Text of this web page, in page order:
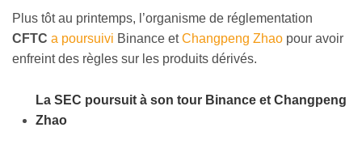
Plus tôt au printemps, l’organisme de réglementation
CFTC a poursuivi Binance etChangpeng Zhao pour avoir
enfreint des règles sur les produits dérivés.
La SEC poursuit à son tour Binance et Changpeng
Zhao